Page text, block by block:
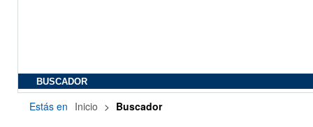
BUSCADOR
Estás en Inicio > Buscador